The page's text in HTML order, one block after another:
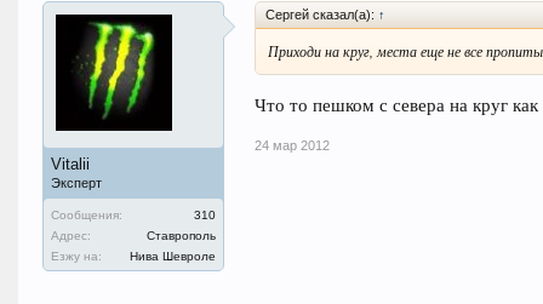
Vitalii
Эксперт
Сообщения:
310
Адрес:
Ставрополь
Езжу на:
Нива Шевроле
Сергей сказал(а): ↑
Приходи на круг, места еще не все
Что то пешком с севера на круг
24 мар 2012